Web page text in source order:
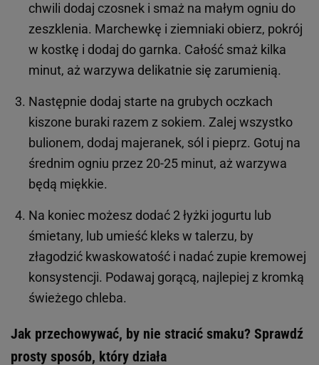
chwili dodaj czosnek i smaż na małym ogniu do
zeszklenia. Marchewkę i ziemniaki obierz, pokrój
w kostkę i dodaj do garnka. Całość smaż kilka
minut, aż warzywa delikatnie się zarumienią.
Następnie dodaj starte na grubych oczkach
kiszone buraki razem z sokiem. Zalej wszystko
bulionem, dodaj majeranek, sól i pieprz. Gotuj na
średnim ogniu przez 20-25 minut, aż warzywa
będą miękkie.
Na koniec możesz dodać 2 łyżki jogurtu lub
śmietany, lub umieść kleks w talerzu, by
złagodzić kwaskowatość i nadać zupie kremowej
konsystencji. Podawaj gorącą, najlepiej z kromką
świeżego chleba.
Jak przechowywać, by nie stracić smaku? Sprawdź
prosty sposób, który działa